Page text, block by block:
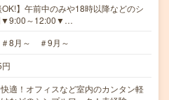
OK!】午前中のみや18時以降などのシ
▼9:00～12:00▼…
＃8月～ ＃9月～
適！オフィスなど室内のカンタン軽